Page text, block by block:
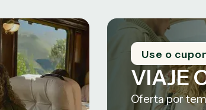
Use o
VIAJE
Oferta por